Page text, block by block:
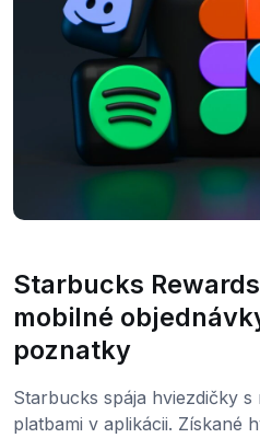
Starbucks
mobilné
poznatky
Starbucks spája hviezdičky
platbami v aplikácii. Získané